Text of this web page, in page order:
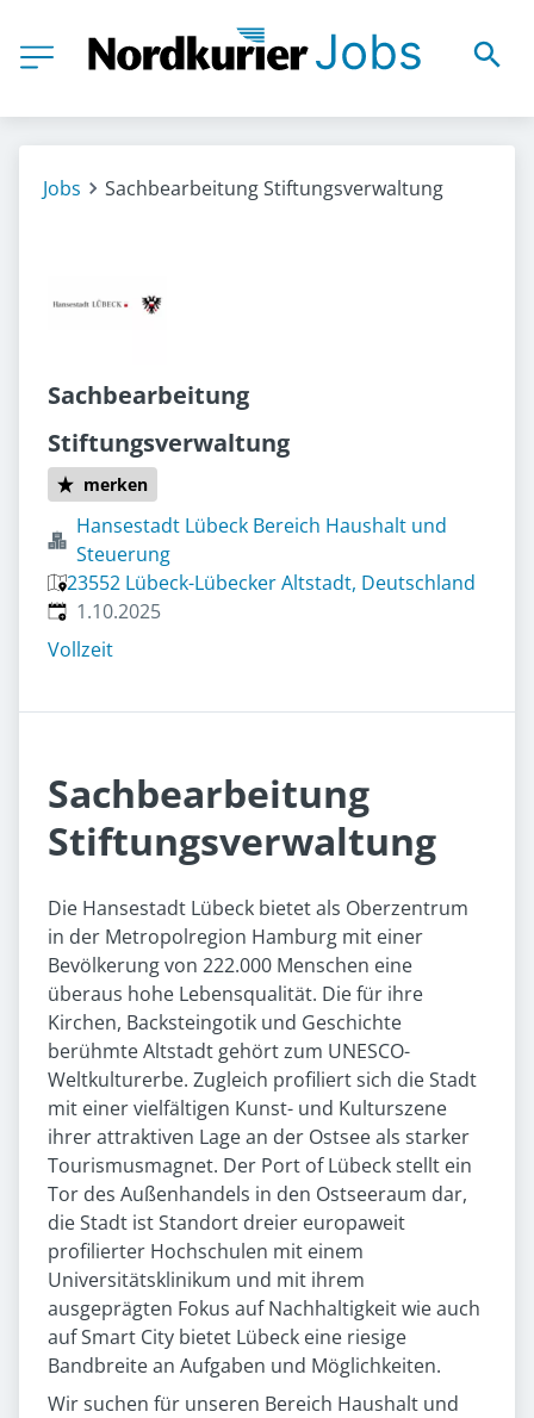
Jobs Sachbearbeitung Stiftungsverwaltung
Sachbearbeitung
Stiftungsverwaltung
merken
Hansestadt Lübeck Bereich Haushalt und
Steuerung
23552 Lübeck-Lübecker Altstadt, Deutschland
Veröffentlicht
1.10.2025
Vollzeit
Sachbearbeitung
Stiftungsverwaltung
Die Hansestadt Lübeck bietet als Oberzentrum
in der Metropolregion Hamburg mit einer
Bevölkerung von 222.000 Menschen eine
überaus hohe Lebensqualität. Die für ihre
Kirchen, Backsteingotik und Geschichte
berühmte Altstadt gehört zum UNESCO-
Weltkulturerbe. Zugleich profiliert sich die Stadt
mit einer vielfältigen Kunst- und Kulturszene
ihrer attraktiven Lage an der Ostsee als starker
Tourismusmagnet. Der Port of Lübeck stellt ein
Tor des Außenhandels in den Ostseeraum dar,
die Stadt ist Standort dreier europaweit
profilierter Hochschulen mit einem
Universitätsklinikum und mit ihrem
ausgeprägten Fokus auf Nachhaltigkeit wie auch
auf Smart City bietet Lübeck eine riesige
Bandbreite an Aufgaben und Möglichkeiten.
Wir suchen für unseren Bereich Haushalt und